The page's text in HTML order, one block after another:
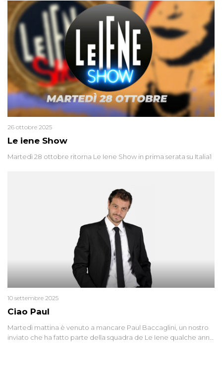
Le iene Show
26 ottobre 2025
Martedì 28 ottobre ritorna Le Iene Show in prima serata su Italia1
Ciao Paul
10 settembre 2025
Martedì mattina è venuto a mancare Paul Baccaglini, un nostro
inviato che ha fatto parte della squadra de Le Iene qualche anno